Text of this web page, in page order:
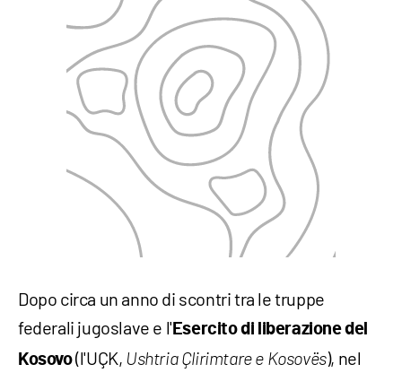
Dopo circa un anno di scontri tra le truppe
federali jugoslave e l' Esercito di liberazione del
Kosovo(l'UÇK, Ushtria Çlirimtare e Kosovës), nel